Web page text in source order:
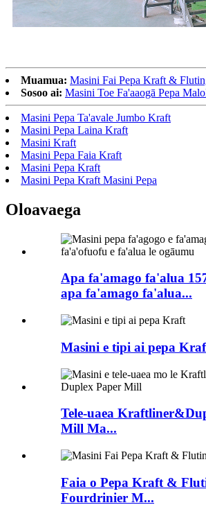
Muamua: Masini Fai Pepa Kraft &
Sosoo ai: Masini Toe Fa'aaogā Pepa
Masini Pepa Ta'avale Jumbo Kraft
Masini Pepa Laina Kraft
Masini Kraft
Masini Pepa Faia Kraft
Masini Pepa Kraft
Masini Pepa Kraft Masini Pepa
Oloavaega
Apa fa'amago fa'alua
apa fa'amago fa'alua...
Masini e tipi ai pepa
Tele-uaea
Mill Ma...
Faia o Pepa Kraft &
Fourdrinier M...